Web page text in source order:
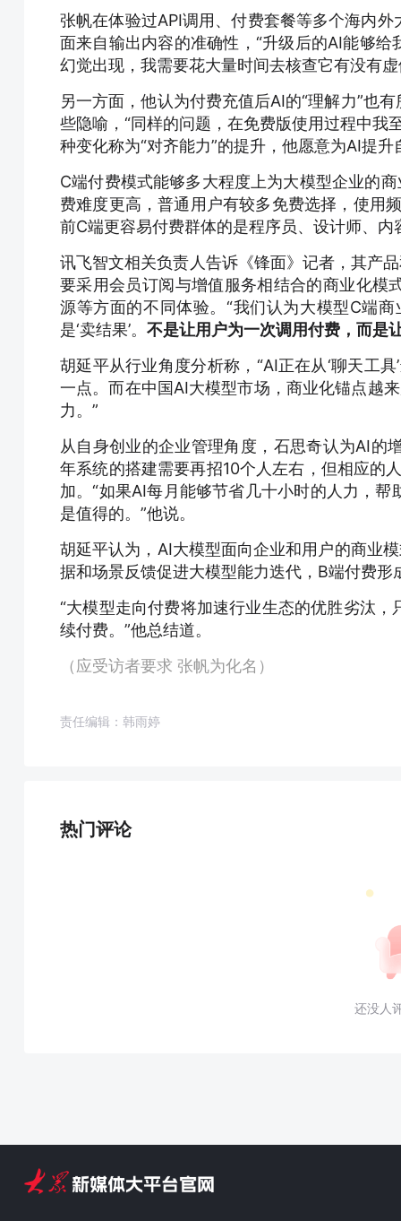
张帆在体验过API调用、付费套餐等多个海内
面来自输出内容的准确性，“升级后的AI能够
幻觉出现，我需要花大量时间去核查它有没有
另一方面，他认为付费充值后AI的“理解力”也
些隐喻，“同样的问题，在免费版使用过程中我
种变化称为“对齐能力”的提升，他愿意为AI提
C端付费模式能够多大程度上为大模型企业的
费难度更高，普通用户有较多免费选择，使用
前C端更容易付费群体的是程序员、设计师、
讯飞智文相关负责人告诉《锋面》记者，其产
要采用会员订阅与增值服务相结合的商业化模
源等方面的不同体验。“我们认为大模型C端
是‘卖结果’。 不是让用户为一次调用付费，而是
胡延平从行业角度分析称，“AI正在从‘聊天工
一点。而在中国AI大模型市场，商业化锚点越
力。”
从自身创业的企业管理角度，石思奇认为AI的
年系统的搭建需要再招10个人左右，但相应的
加。“如果AI每月能够节省几十小时的人力，
是值得的。”他说。
胡延平认为，AI大模型面向企业和用户的商业
据和场景反馈促进大模型能力迭代，B端付费
“大模型走向付费将加速行业生态的优胜劣汰
续付费。”他总结道。
（应受访者要求 张帆为化名）
责任编辑：韩雨婷
热门评论
还没人